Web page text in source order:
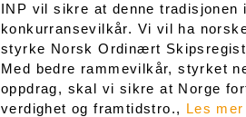
INP vil sikre at denne
konkurransevilkår. Vi vil ha
styrke Norsk Ordinært
Med bedre rammevilkår, styrket
oppdrag, skal vi sikre at Norge
verdighet og framtidstro., Les mer